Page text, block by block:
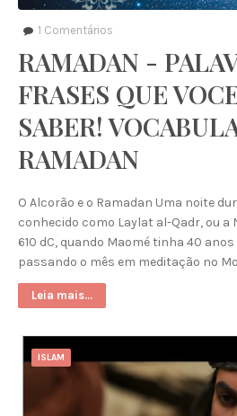
1 Comentários
RAMADAN -
FRASES QUE
SABER!
RAMADAN
O Alcorão e o Ramadan Uma noite
conhecido como Laylat al-Qadr, ou a
610 dC, quando Maomé tinha 40 anos
passando o mês em meditação no
Leia mais...
ISLAM